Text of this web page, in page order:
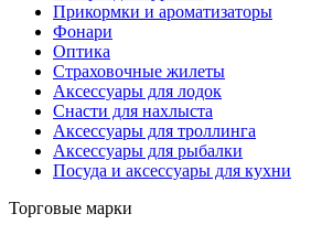
Прикормки и ароматизаторы
Фонари
Оптика
Страховочные жилеты
Аксессуары для лодок
Снасти для нахлыста
Аксессуары для троллинга
Аксессуары для рыбалки
Посуда и аксессуары для кухни
Торговые марки